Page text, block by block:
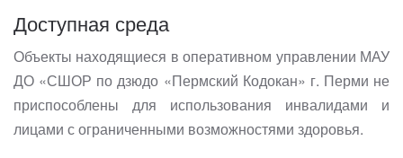
Доступная среда
Объекты находящиеся в оперативном управлении МАУ
ДО «СШОР по дзюдо «Пермский Кодокан» г. Перми не
приспособлены для использования инвалидами и
лицами с ограниченными возможностями здоровья.